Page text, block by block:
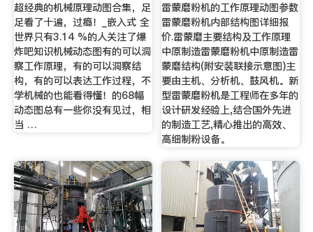
超经典的机械原理动图合集，足
足看了十遍，过瘾！_嵌入式 全
世界只有3.14 %的人关注了爆
炸吧知识机械动态图有的可以洞
察工作原理，有的可以洞察结
构，有的可以表达工作过程，不
学机械的也能看得懂！的68幅
动态图总有一些你没有见过，相
当 …
雷蒙磨粉机的工作原理动图参数
雷蒙磨粉机内部结构图详细报
价.雷蒙磨主要结构及工作原理
中原制造雷蒙磨粉机中原制造雷
蒙磨结构(附安装联接示意图)主
要由主机、分析机、鼓风机。新
型雷蒙磨粉机是工程师在多年的
设计研发经验上,结合国外先进
的制造工艺,精心推出的高效、
高细制粉设备。